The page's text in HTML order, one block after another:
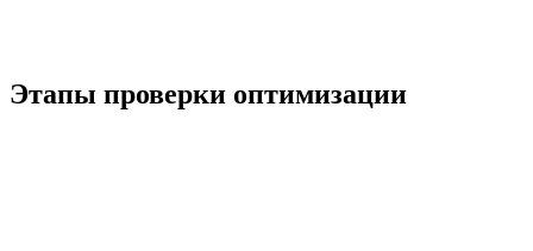
Этапы проверки оптимизации